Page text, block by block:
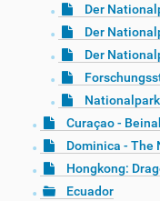
Der
Der
Der
Curaçao -
Dominica - The
Hongkong:
Ecuador